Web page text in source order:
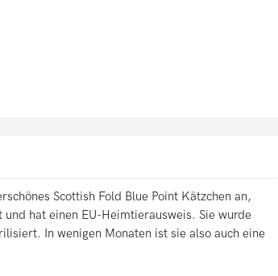
Scottish Fold Blue Point Kätzchen an,
hat einen EU-Heimtierausweis. Sie wurde
In wenigen Monaten ist sie also auch eine